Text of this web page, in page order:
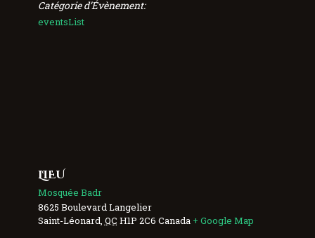
Catégorie d’Évènement:
eventsList
LIEU
Mosquée Badr
8625 Boulevard Langelier
Saint-Léonard QC H1P 2C6 Canada + Google Map